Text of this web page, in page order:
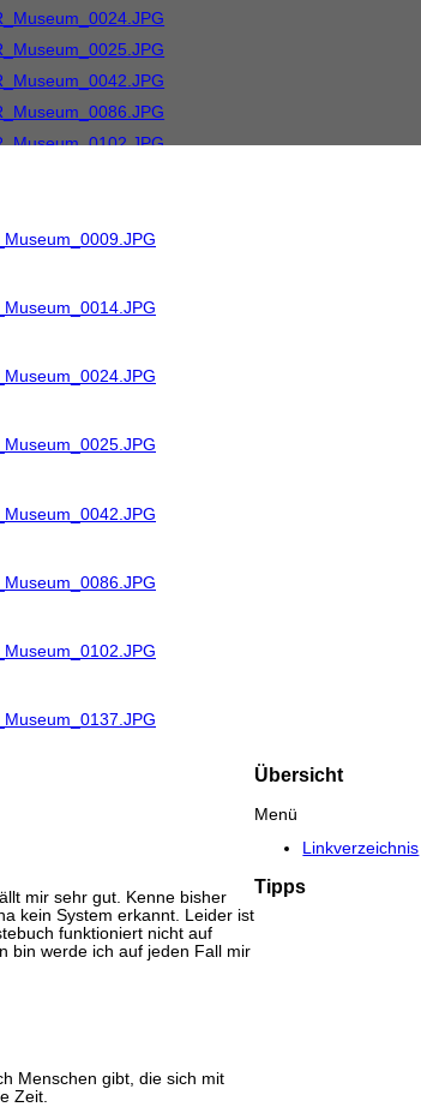
mir sehr gut. Kenne bisher
kein System erkannt. Leider ist
funktioniert nicht auf
bin werde ich auf jeden Fall mir
Menschen gibt, die sich mit
Zeit.
Übersicht
Menü
Linkverzeichnis
Tipps